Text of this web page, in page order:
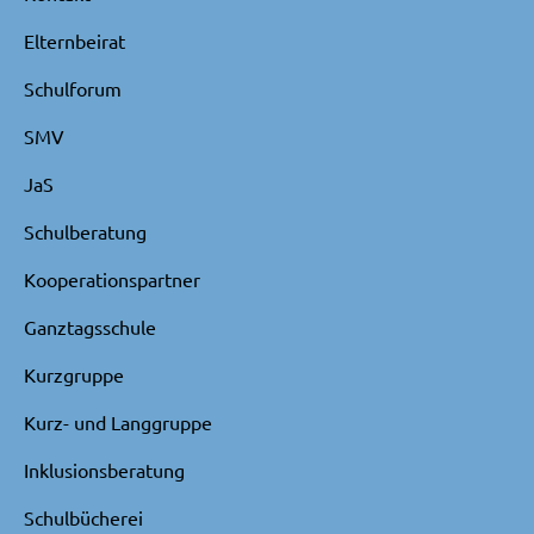
Elternbeirat
Schulforum
SMV
JaS
Schulberatung
Kooperationspartner
Ganztagsschule
Kurzgruppe
Kurz- und Langgruppe
Inklusionsberatung
Schulbücherei